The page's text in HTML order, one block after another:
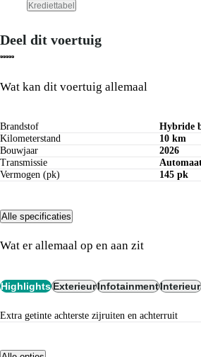
Krediettabel
Deel dit voertuig
Wat kan dit voertuig allemaal
Brandstof
Hybride
Kilometerstand
10 km
Bouwjaar
2026
Transmissie
Vermogen (pk)
145 pk
Alle specificaties
Wat er allemaal op en aan zit
HighlightsExterieurInfotainmentInterieur
Extra getinte achterste zijruiten en achterruit